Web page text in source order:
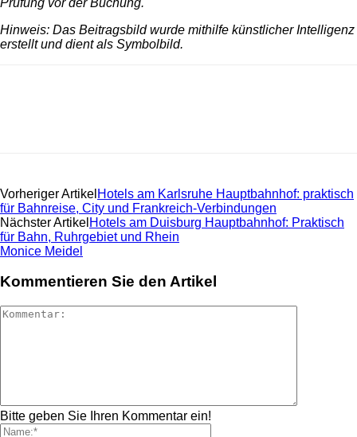
Hinweis: Das Beitragsbild wurde mithilfe künstlicher Intelligenz
erstellt und dient als Symbolbild.
Vorheriger Artikel Hotels am Karlsruhe Hauptbahnhof: praktisch
für Bahnreise, City und Frankreich-Verbindungen
Nächster Artikel Hotels am Duisburg Hauptbahnhof: Praktisch
für Bahn, Ruhrgebiet und Rhein
Monice Meidel
Kommentieren Sie den Artikel
Bitte geben Sie Ihren Kommentar ein!